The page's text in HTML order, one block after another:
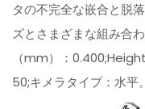
タの不完全な嵌合と脱
ズとさまざまな組み合
（mm）：
50;キメラタイプ：水平。